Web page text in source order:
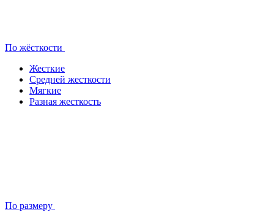
По жёсткости
Жесткие
Средней жесткости
Мягкие
Разная жесткость
По размеру